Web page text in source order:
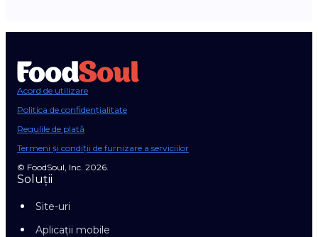
Acord de utilizare
Politica de confidențialitate
Regulile de plată
Termeni și condiții de furnizare a serviciilor
© FoodSoul, Inc. 2026.
Soluții
Site-uri
Aplicații mobile